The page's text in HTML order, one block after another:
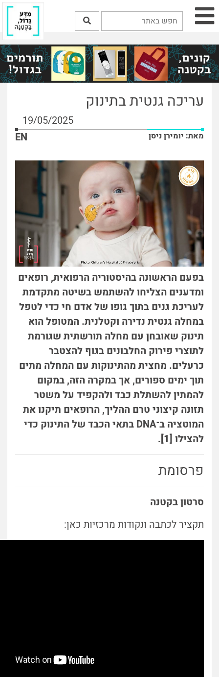
עריכה גנטית בתינוק
19/05/2025
מאת: יומירן ניסן EN
בפעם הראשונה בהיסטוריה הרפואית, רופאים
ומדענים הצליחו להשתמש בשיטה מתקדמת
לעריכת גנים בתוך גופו של אדם חי כדי לטפל
במחלה גנטית נדירה וקטלנית. המטופל הוא
תינוק שאובחן עם מחלה תורשתית שגורמת
לתוצרי פירוק החלבונים בגוף להצטבר
כרעלים. מחצית מהתינוקות עם המחלה מתים
תוך ימים ספורים, אך במקרה הזה, במקום
להמתין להשתלת כבד ולהקפיד על משטר
תזונה קיצוני טרם ההליך, הרופאים תיקנו את
המוטציה ב־DNA בתאי הכבד של התינוק כדי
להצילו [1].
פרסומת
סרטון בקטנה
תקציר לכתבה ונקודות מרכזיות כאן: